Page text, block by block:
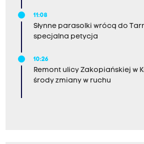
11:08
Słynne parasolki wrócą do
specjalna petycja
10:26
Remont ulicy Zakopiańskiej w
środy zmiany w ruchu